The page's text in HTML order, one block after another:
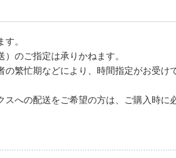
。
のご指定は承りかねます。
繁忙期などにより、時間指定がお受け
への配送をご希望の方は、ご購入時に